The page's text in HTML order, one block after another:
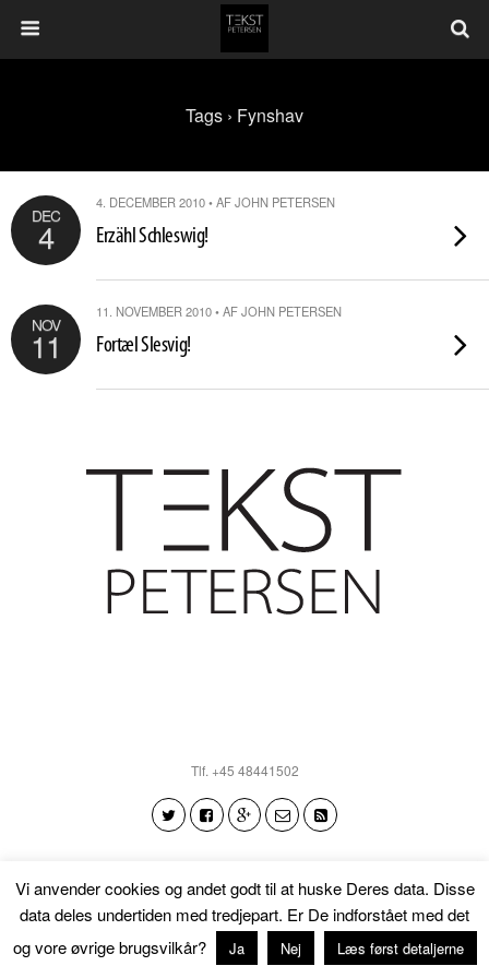
Tags › Fynshav
DEC
4
4. DECEMBER 2010 • AF JOHN PETERSEN
Erzähl Schleswig!
NOV
11
11. NOVEMBER 2010 • AF JOHN PETERSEN
Fortæl Slesvig!
Tlf. +45 48441502
Vi anvender cookies og andet godt til at huske Deres data. Disse
data deles undertiden med tredjepart. Er De indforstået med det
og vore øvrige brugsvilkår?
Ja Nej Læs først detaljerne
Tilbage til toppen